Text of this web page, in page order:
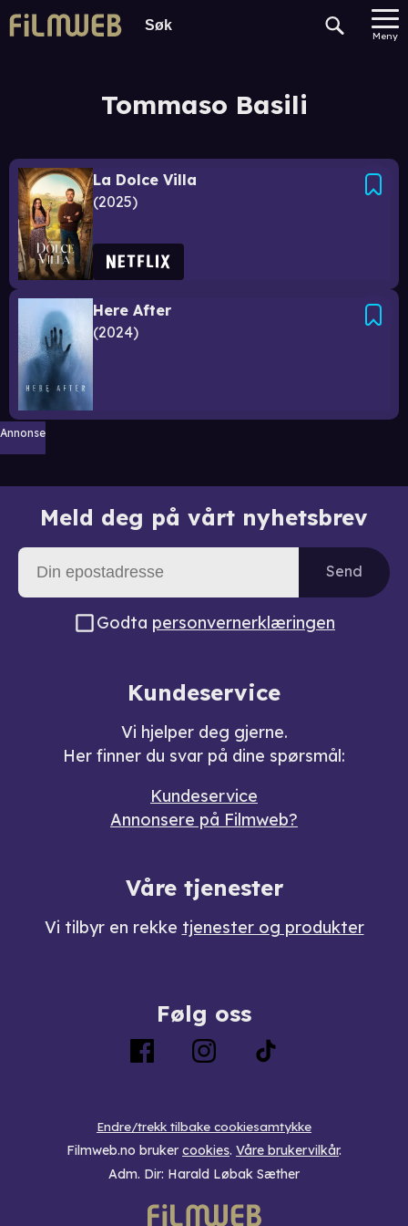
Meny
Tommaso Basili
La Dolce Villa
2025
Here After
2024
Annonse
Meld deg på vårt nyhetsbrev
Send
Godta personvernerklæringen
Kundeservice
Vi hjelper deg gjerne.
Her finner du svar på dine spørsmål:
Kundeservice
Annonsere på Filmweb?
Våre tjenester
Vi tilbyr en rekke tjenester og produkter
Følg oss
Endre/trekk tilbake cookiesamtykke
Filmweb.no bruker cookies. Våre brukervilkår.
Adm. Dir: Harald Løbak Sæther